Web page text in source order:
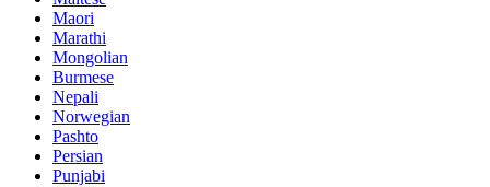
Maori
Marathi
Mongolian
Burmese
Nepali
Norwegian
Pashto
Persian
Punjabi